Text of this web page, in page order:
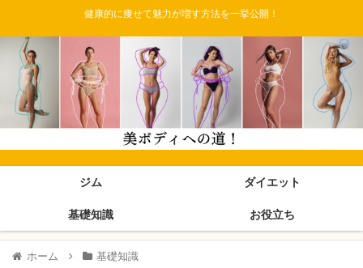
健康的に痩せて魅力が増す方法を一挙公開！
ジム ダイエット
基礎知識 お役立ち
ホーム 基礎知識